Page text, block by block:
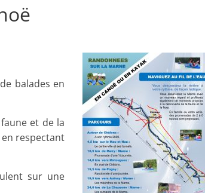
balades en
et de la
respectant
sur une